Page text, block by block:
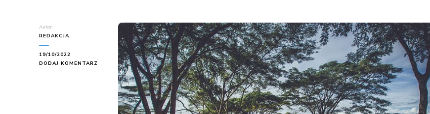
Autor:
REDAKCJA
19/10/2022
DODAJ KOMENTARZ
WYNAJEM
SAMOCHODU